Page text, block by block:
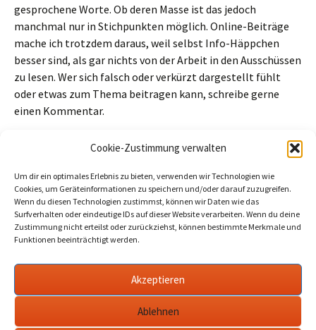
Cookie-Zustimmung verwalten
Um dir ein optimales Erlebnis zu bieten, verwenden wir Technologien wie
Cookies, um Geräteinformationen zu speichern und/oder darauf zuzugreifen.
Wenn du diesen Technologien zustimmst, können wir Daten wie das
Surfverhalten oder eindeutige IDs auf dieser Website verarbeiten. Wenn du deine
Zustimmung nicht erteilst oder zurückziehst, können bestimmte Merkmale und
Funktionen beeinträchtigt werden.
Akzeptieren
Ablehnen
gesprochene Worte. Ob deren Masse ist das jedoch
manchmal nur in Stichpunkten möglich. Online-Beiträge
mache ich trotzdem daraus, weil selbst Info-Häppchen
besser sind, als gar nichts von der Arbeit in den Ausschüssen
zu lesen. Wer sich falsch oder verkürzt dargestellt fühlt
oder etwas zum Thema beitragen kann, schreibe gerne
einen Kommentar.
https://ratsinfo-online.de/werder-havel-bi/to010.asp?
Beitragszähler (seit 02/03/2026, ohne Bots, Inkognito-Leser und
Cookie-Ablehner):
12
Beitragsnavigation
←Odeg: In der Nacht 27./28. Februar Zugausfall
RE1 Werder <> Wannsee
Rathaus: Baumpflanzungen in Bliesendorf